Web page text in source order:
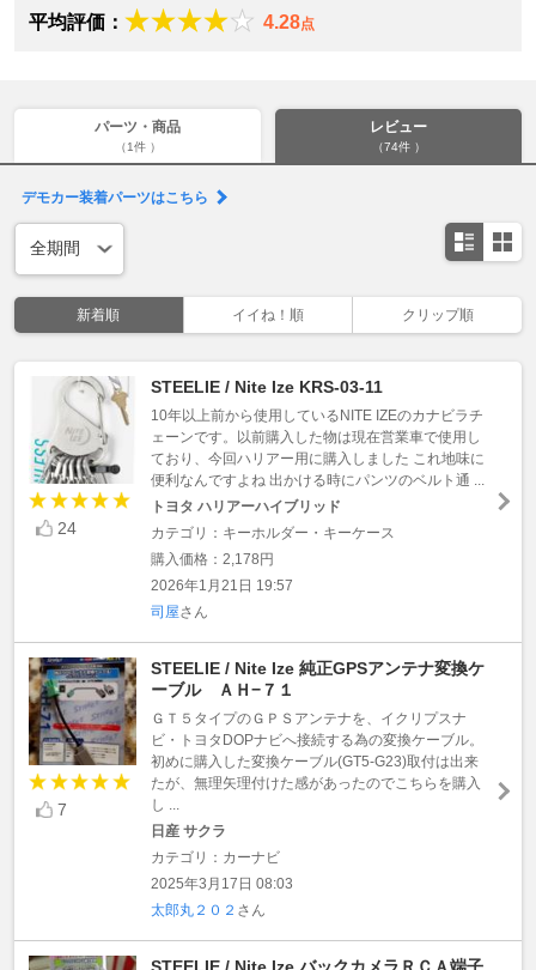
平均評価： 4.28点
パーツ・商品
（1件 ）
レビュー
（74件 ）
デモカー装着パーツはこちら
新着順 イイね！順 クリップ順
24
STEELIE / Nite Ize KRS-03-11
10年以上前から使用しているNITE IZEのカナビラチ
ェーンです。以前購入した物は現在営業車で使用し
ており、今回ハリアー用に購入しました これ地味に
便利なんですよね 出かける時にパンツのベルト通 ...
トヨタ ハリアーハイブリッド
カテゴリ：キーホルダー・キーケース
購入価格：2,178円
2026年1月21日 19:57
司屋さん
7
STEELIE / Nite Ize 純正GPSアンテナ変換ケ
ーブル ＡＨ−７１
ＧＴ５タイプのＧＰＳアンテナを、イクリプスナ
ビ・トヨタDOPナビへ接続する為の変換ケーブル。
初めに購入した変換ケーブル(GT5-G23)取付は出来
たが、無理矢理付けた感があったのでこちらを購入
し ...
日産 サクラ
カテゴリ：カーナビ
2025年3月17日 08:03
太郎丸２０２ さん
STEELIE / Nite Ize バックカメラＲＣＡ端子